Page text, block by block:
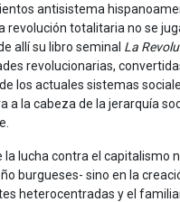
antisistema
revolución totalitaria no se
allí su libro seminal La
revolucionarias,
los actuales sistemas
a la cabeza de la jerarquía
la lucha contra el capitalismo
burgueses- sino en la
heterocentradas y el